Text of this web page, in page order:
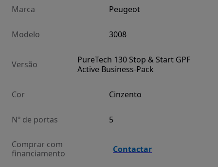
Marca Peugeot
Modelo 3008
Versão
PureTech 130 Stop & Start GPF
Active Business-Pack
Cor Cinzento
Nº de portas 5
Comprar com
financiamento
Contactar